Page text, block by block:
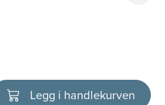
Legg i handlekurven